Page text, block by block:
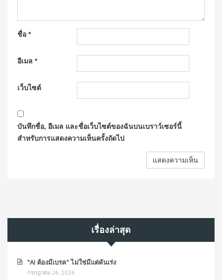
ชื่อ *
อีเมล *
เว็บไซต์
บันทึกชื่อ, อีเมล และชื่อเว็บไซต์ของฉันบนเบราว์เซอร์นี้
สำหรับการแสดงความเห็นครั้งถัดไป
เรื่องล่าสุด
“AI ต้องมีเบรค“ ไม่ใช่มีแต่คันเร่ง
กรกฎาคม 26, 2026